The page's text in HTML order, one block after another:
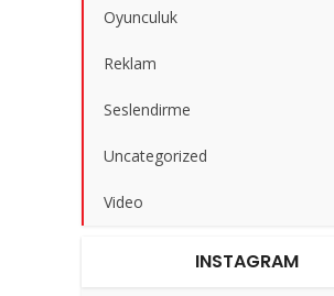
Oyunculuk
Reklam
Seslendirme
Uncategorized
Video
INSTAGRAM